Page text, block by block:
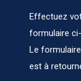
Effectuez
formulaire
Le
est à